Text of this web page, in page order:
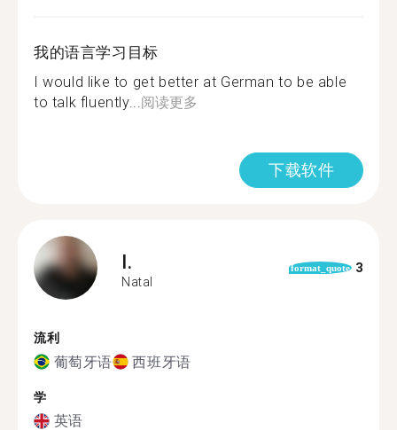
我的语言学习目标
I would like to get better at German to be able
to talk fluently...阅读更多
下载软件
I.
Natal
format_quote 3
流利
葡萄牙语 西班牙语
学
英语